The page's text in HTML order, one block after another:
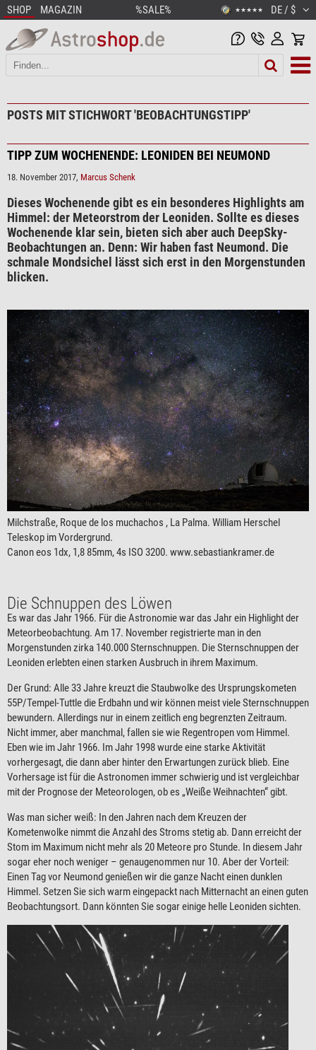
SHOP MAGAZIN %SALE% ★★★★★ DE / $
POSTS MIT STICHWORT 'BEOBACHTUNGSTIPP'
TIPP ZUM WOCHENENDE: LEONIDEN BEI NEUMOND
18. November 2017, Marcus Schenk
Dieses Wochenende gibt es ein besonderes Highlights am
Himmel: der Meteorstrom der Leoniden. Sollte es dieses
Wochenende klar sein, bieten sich aber auch DeepSky-
Beobachtungen an. Denn: Wir haben fast Neumond. Die
schmale Mondsichel lässt sich erst in den Morgenstunden
blicken.
Milchstraße, Roque de los muchachos , La Palma. William Herschel
Teleskop im Vordergrund.
Canon eos 1dx, 1,8 85mm, 4s ISO 3200. www.sebastiankramer.de
Die Schnuppen des Löwen
Es war das Jahr 1966. Für die Astronomie war das Jahr ein Highlight der
Meteorbeobachtung. Am 17. November registrierte man in den
Morgenstunden zirka 140.000 Sternschnuppen. Die Sternschnuppen der
Leoniden erlebten einen starken Ausbruch in ihrem Maximum.
Der Grund: Alle 33 Jahre kreuzt die Staubwolke des Ursprungskometen
55P/Tempel-Tuttle die Erdbahn und wir können meist viele Sternschnuppen
bewundern. Allerdings nur in einem zeitlich eng begrenzten Zeitraum.
Nicht immer, aber manchmal, fallen sie wie Regentropen vom Himmel.
Eben wie im Jahr 1966. Im Jahr 1998 wurde eine starke Aktivität
vorhergesagt, die dann aber hinter den Erwartungen zurück blieb. Eine
Vorhersage ist für die Astronomen immer schwierig und ist vergleichbar
mit der Prognose der Meteorologen, ob es „Weiße Weihnachten“ gibt.
Was man sicher weiß: In den Jahren nach dem Kreuzen der
Kometenwolke nimmt die Anzahl des Stroms stetig ab. Dann erreicht der
Stom im Maximum nicht mehr als 20 Meteore pro Stunde. In diesem Jahr
sogar eher noch weniger – genaugenommen nur 10. Aber der Vorteil:
Einen Tag vor Neumond genießen wir die ganze Nacht einen dunklen
Himmel. Setzen Sie sich warm eingepackt nach Mitternacht an einen guten
Beobachtungsort. Dann könnten Sie sogar einige helle Leoniden sichten.